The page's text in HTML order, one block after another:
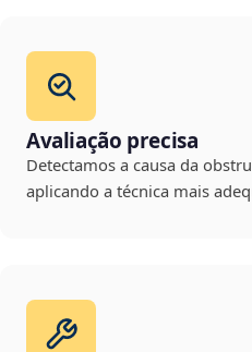
Avaliação precisa
Detectamos a causa da
aplicando a técnica mais